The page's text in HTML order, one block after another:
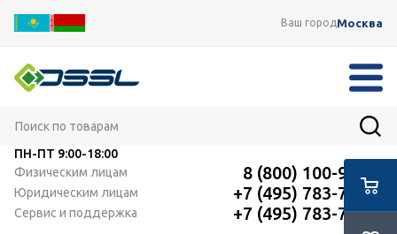
Ваш городМосква
ПН-ПТ 9:00-18:00
Физическим лицам
8 (800) 100-91-12
Юридическим лицам +7 (495) 783-72-87
Сервис и поддержка +7 (495) 783-72-87